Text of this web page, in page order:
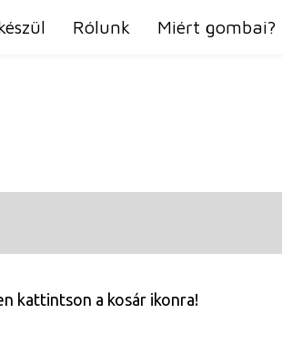
Rólunk Miért gombai?
kattintson a kosár ikonra!